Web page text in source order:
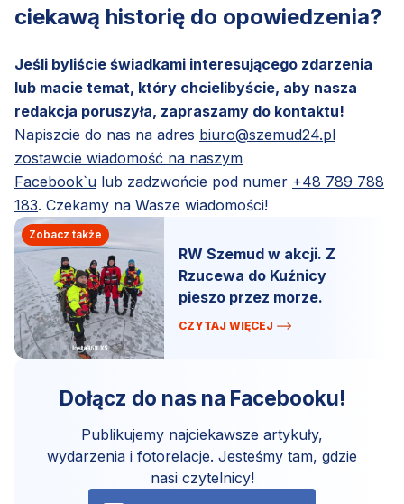
ciekawą historię do opowiedzenia?
Jeśli byliście świadkami interesującego zdarzenia
lub macie temat, który chcielibyście, aby nasza
redakcja poruszyła, zapraszamy do kontaktu!
Napiszcie do nas na adres biuro@szemud24.pl
zostawcie wiadomość na naszym
Facebook`u lub zadzwońcie pod numer +48 789 788
183. Czekamy na Wasze wiadomości!
Zobacz także
RW Szemud w akcji. Z
Rzucewa do Kuźnicy
pieszo przez morze.
CZYTAJ WIĘCEJ
Dołącz do nas na Facebooku!
Publikujemy najciekawsze artykuły,
wydarzenia i fotorelacje. Jesteśmy tam, gdzie
nasi czytelnicy!